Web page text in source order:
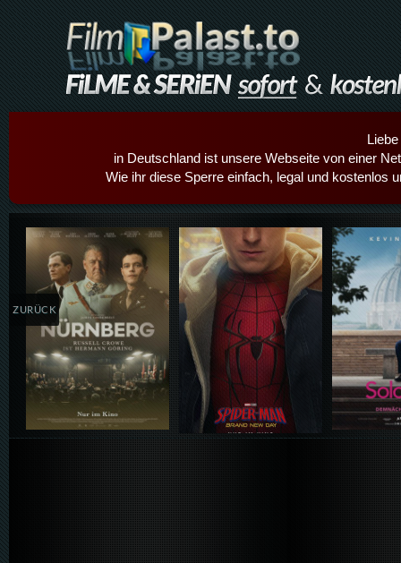
in Deutschland ist unsere Webseite von einer
Wie ihr diese Sperre einfach, legal und kostenlos
Details,Play Details,Play
ZURÜCK